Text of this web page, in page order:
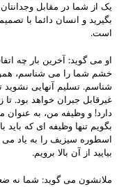
یک از شما در مقابل
بگیرید و انسان دائما با
است.
او می گوید: آخرین بار چه
خشم شما را می شناسم،
شناسم. تسلیم آنهایی نشوید
غیرقابل جبران خواهد بود. تا
دارد! و وظیفه من، به
بگویم تنها وظیفه ای که
اسطوره سیزیف را به یاد می
بیایید از آن بالا برویم.
ملانشون می گوید: شما نه